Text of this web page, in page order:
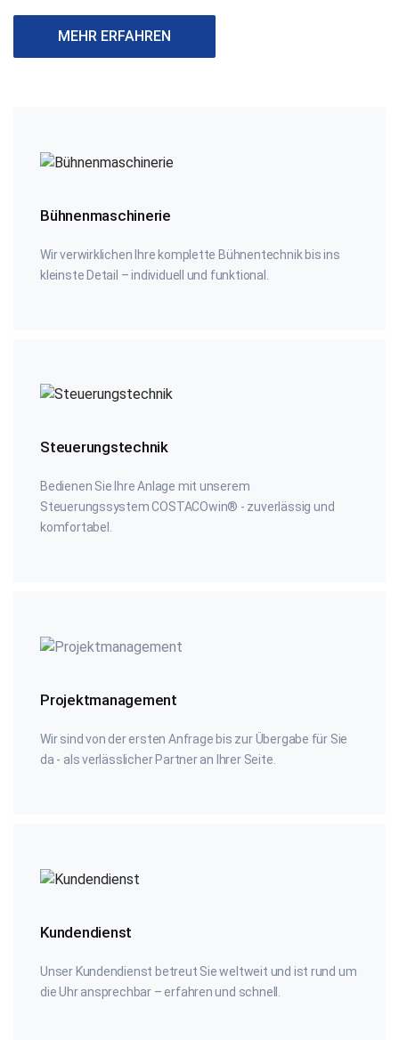
Bühnenmaschinerie
Wir verwirklichen Ihre komplette Bühnentechnik bis ins
kleinste Detail – individuell und funktional.
Steuerungstechnik
Bedienen Sie Ihre Anlage mit unserem
Steuerungssystem COSTACOwin® - zuverlässig und
komfortabel.
Projektmanagement
Wir sind von der ersten Anfrage bis zur Übergabe für Sie
da - als verlässlicher Partner an Ihrer Seite.
Kundendienst
Unser Kundendienst betreut Sie weltweit und ist rund um
die Uhr ansprechbar – erfahren und schnell.
MEHR ERFAHREN